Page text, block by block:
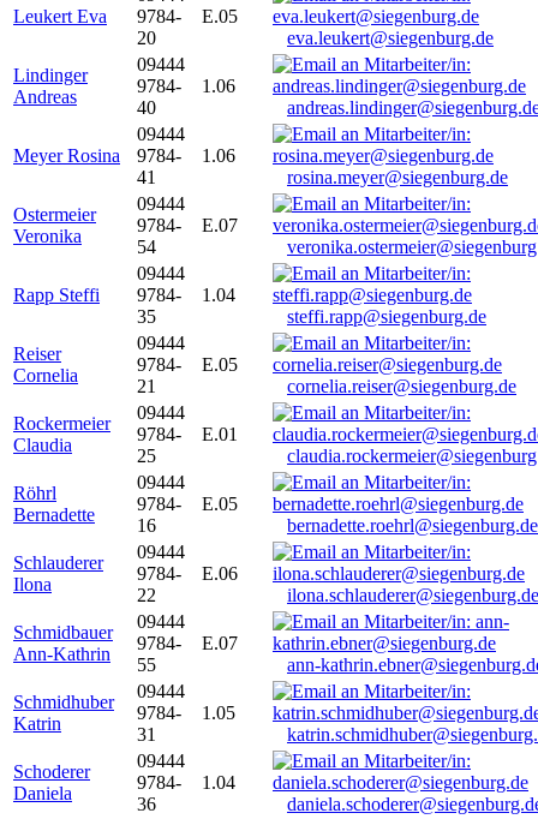
Leukert Eva
9784-
20
E.05
eva.leukert@siegenburg.de
Lindinger
Andreas
09444
9784-
40
1.06
Meyer Rosina
09444
9784-
41
1.06
rosina.meyer@siegenburg.de
Ostermeier
Veronika
09444
9784-
54
E.07
Rapp Steffi
09444
9784-
35
1.04
steffi.rapp@siegenburg.de
Reiser
Cornelia
09444
9784-
21
E.05
cornelia.reiser@siegenburg.de
Rockermeier
Claudia
09444
9784-
25
E.01
Röhrl
Bernadette
09444
9784-
16
E.05
bernadette.roehrl@siegenburg.de
Schlauderer
Ilona
09444
9784-
22
E.06
ilona.schlauderer@siegenburg.de
Schmidbauer
Ann-Kathrin
09444
9784-
55
E.07
ann-
Schmidhuber
Katrin
09444
9784-
31
1.05
Schoderer
Daniela
09444
9784-
36
1.04